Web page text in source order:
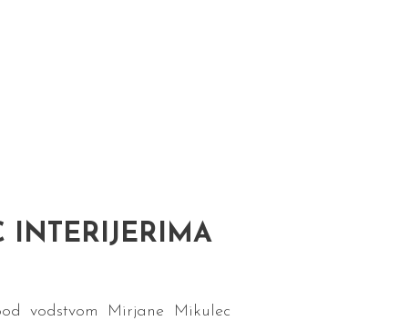
INTERIJERIMA
vodstvom Mirjane Mikulec